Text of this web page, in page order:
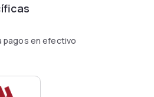
pagos en efectivo